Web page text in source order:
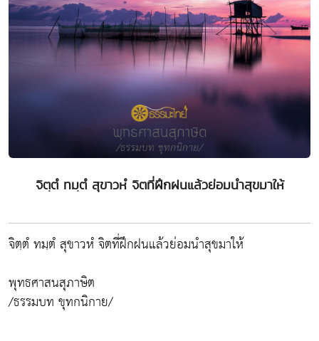
จิตฺตํ ทมฺตํ สุขาวหํ จิตที่ฝึกฝนแล้วย่อมนำสุขมาให้
จิตฺตํ ทมฺตํ สุขาวหํ จิตที่ฝึกฝนแล้วย่อมนำสุขมาให้
พุทธศาสนสุภาษิต
/ธรรมบท ขุทกนิกาย/